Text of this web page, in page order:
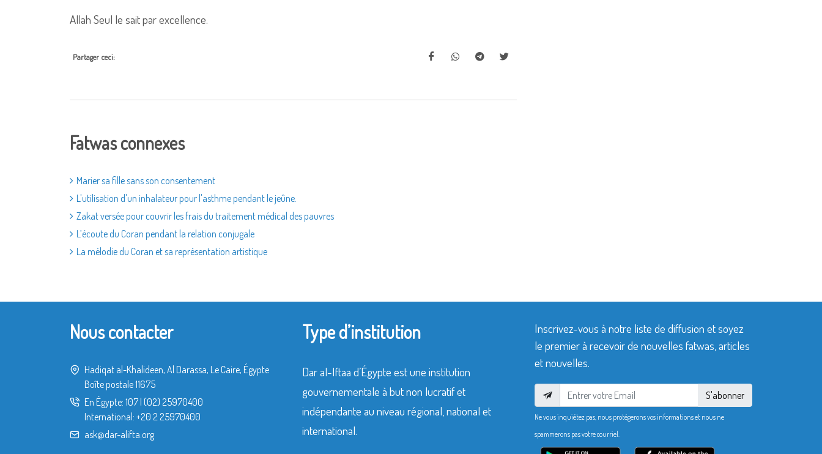
Allah Seul le sait par excellence.
Partager ceci:
Fatwas connexes
Marier sa fille sans son consentement
L'utilisation d'un inhalateur pour l'asthme pendant le jeûne.
Zakat versée pour couvrir les frais du traitement médical des pauvres
L’écoute du Coran pendant la relation conjugale
La mélodie du Coran et sa représentation artistique
Nous contacter
Hadiqat al-Khalideen, Al Darassa, Le Caire, Égypte
Boîte postale 11675
En Égypte: 107 (02) 25970400
International: +20 2 25970400
ask@dar-alifta.org
Type d’institution
Dar al-Iftaa d’Égypte est une institution
gouvernementale à but non lucratif et
indépendante au niveau régional, national et
international.
Inscrivez-vous à notre liste de diffusion et soyez
le premier à recevoir de nouvelles fatwas, articles
et nouvelles.
S'abonner
Ne vous inquiétez pas, nous protégerons vos informations et nous ne
spammerons pas votre courriel.